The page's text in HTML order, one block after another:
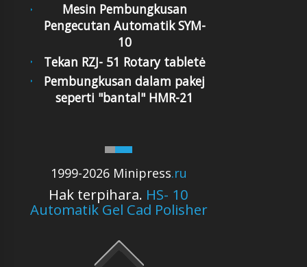
1999-2026 Minipress.ru
Hak terpihara. HS- 10
Automatik Gel Cad Polisher
Mesin Pembungkusan
Pengecutan Automatik SYM-
10
Tekan RZJ- 51 Rotary tabletė
Pembungkusan dalam pakej
seperti "bantal" HMR-21